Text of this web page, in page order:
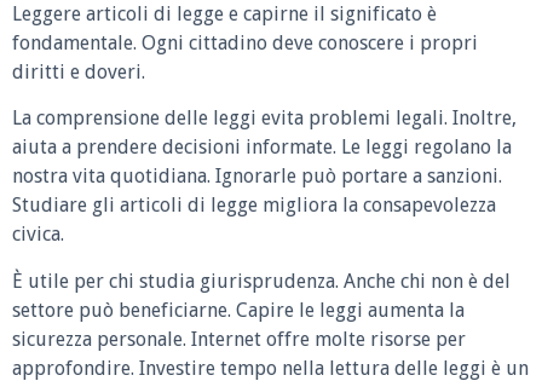
Leggere articoli di legge e capirne il significato è
fondamentale. Ogni cittadino deve conoscere i propri
diritti e doveri.
La comprensione delle leggi evita problemi legali. Inoltre,
aiuta a prendere decisioni informate. Le leggi regolano la
nostra vita quotidiana. Ignorarle può portare a sanzioni.
Studiare gli articoli di legge migliora la consapevolezza
civica.
È utile per chi studia giurisprudenza. Anche chi non è del
settore può beneficiarne. Capire le leggi aumenta la
sicurezza personale. Internet offre molte risorse per
approfondire. Investire tempo nella lettura delle leggi è un